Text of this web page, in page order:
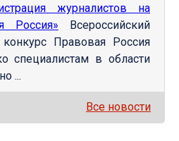
журналистов на
Россия» Всероссийский
Правовая Россия
специалистам в области
...
Все новости